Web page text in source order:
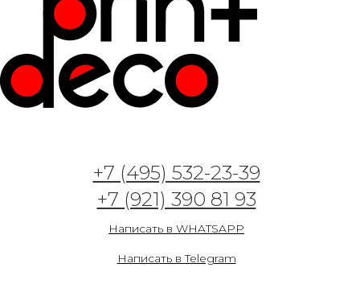
+7 (495) 532-23-39
+7 (921) 390 81 93
Написать в WHATSAPP
Написать в Telegram
Фотообои и фрески — Арт. Небоскребы